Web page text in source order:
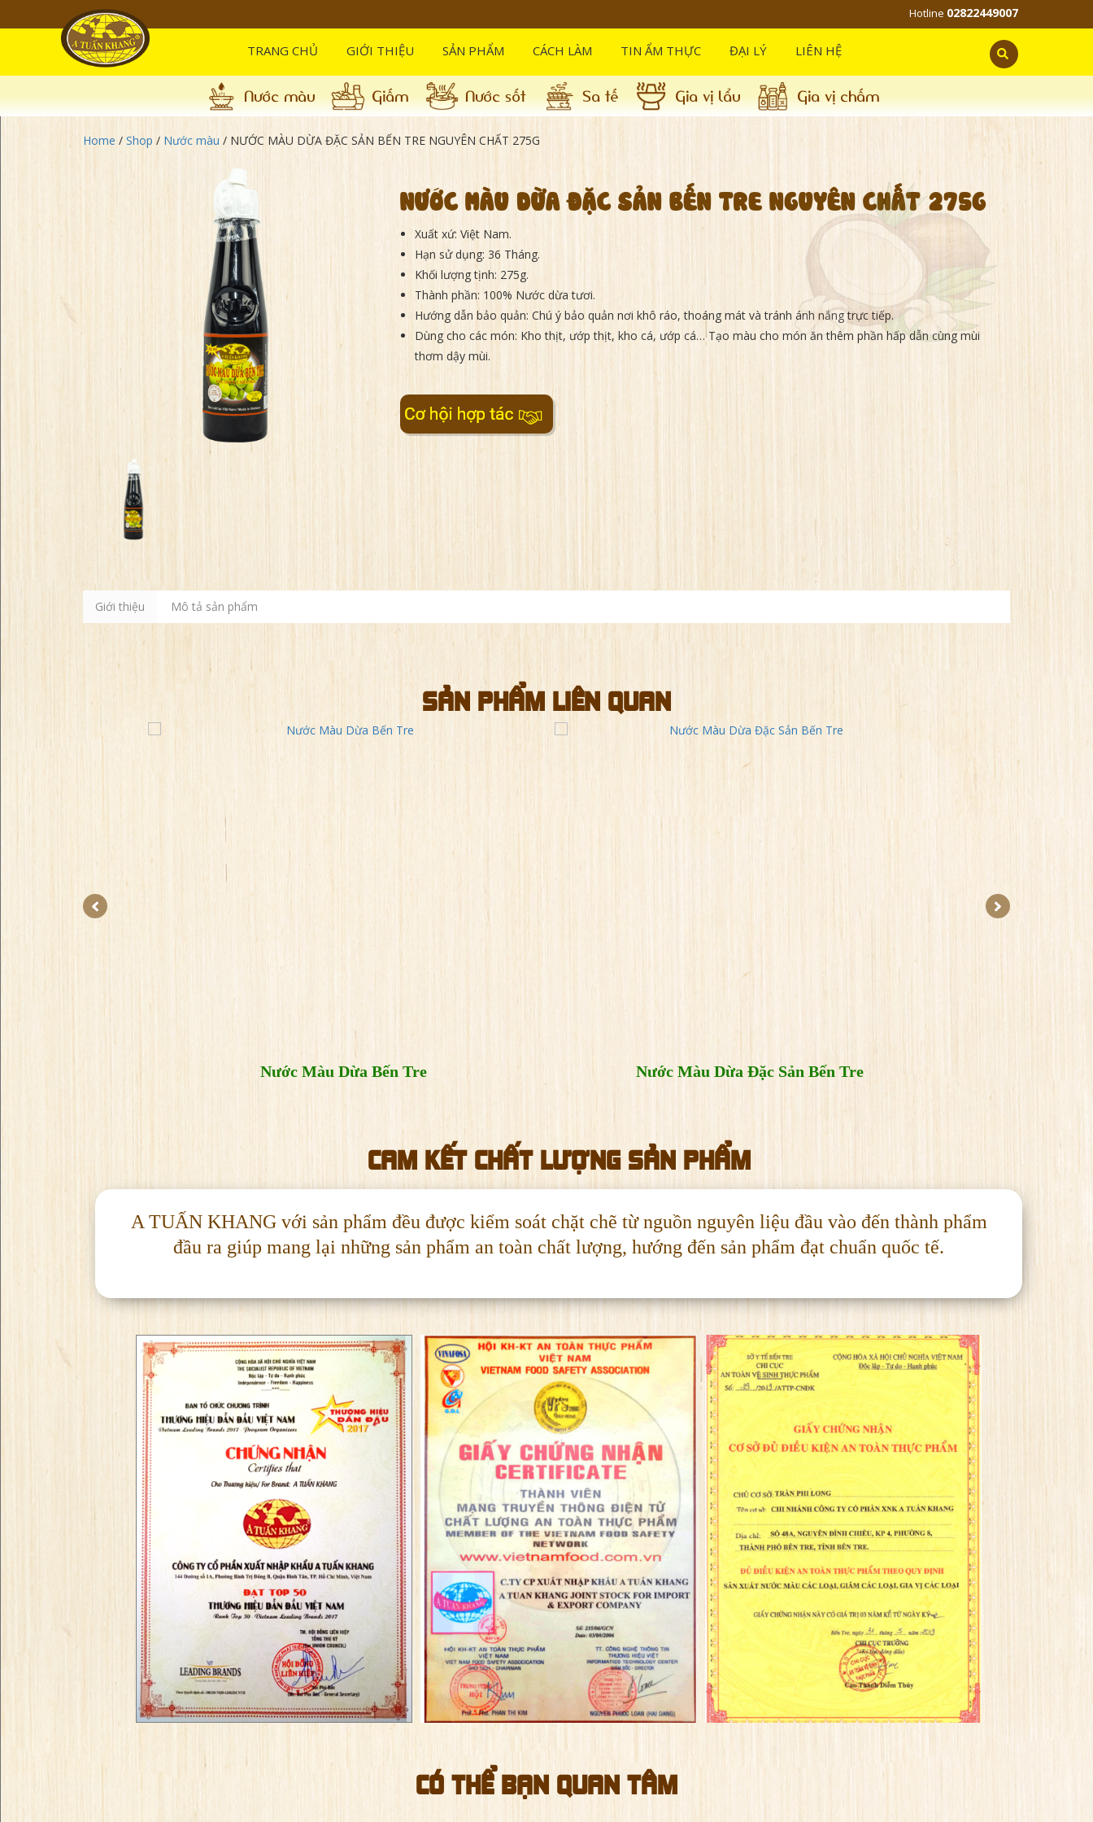
TRANG CHỦ GIỚI THIỆU SẢN PHẨM CÁCH LÀM TIN ẨM THỰC ĐẠI LÝ LIÊN HỆ
Hotline 02822449007
Nước màu Giấm Nước sốt Sa tế Gia vị lẩu Gia vị chấm
Home / Shop / Nước màu / NƯỚC MÀU DỪA ĐẶC SẢN BẾN TRE NGUYÊN CHẤT 275G
NƯỚC MÀU DỪA ĐẶC SẢN BẾN TRE NGUYÊN CHẤT 275G
Xuất xứ: Việt Nam.
Hạn sử dụng: 36 Tháng.
Khối lượng tịnh: 275g.
Thành phần: 100% Nước dừa tươi.
Hướng dẫn bảo quản: Chú ý bảo quản nơi khô ráo, thoáng mát và tránh ánh nắng trực tiếp.
Dùng cho các món: Kho thịt, ướp thịt, kho cá, ướp cá… Tạo màu cho món ăn thêm phần hấp dẫn cùng mùi
thơm dậy mùi.
Giới thiệu Mô tả sản phẩm
SẢN PHẨM LIÊN QUAN
Nước Màu Dừa Bến Tre Nước Màu Dừa Đặc Sản Bến Tre
CAM KẾT CHẤT LƯỢNG SẢN PHẨM
A TUẤN KHANG với sản phẩm đều được kiểm soát chặt chẽ từ nguồn nguyên liệu đầu vào đến thành phẩm
đầu ra giúp mang lại những sản phẩm an toàn chất lượng, hướng đến sản phẩm đạt chuẩn quốc tế.
CÓ THỂ BẠN QUAN TÂM